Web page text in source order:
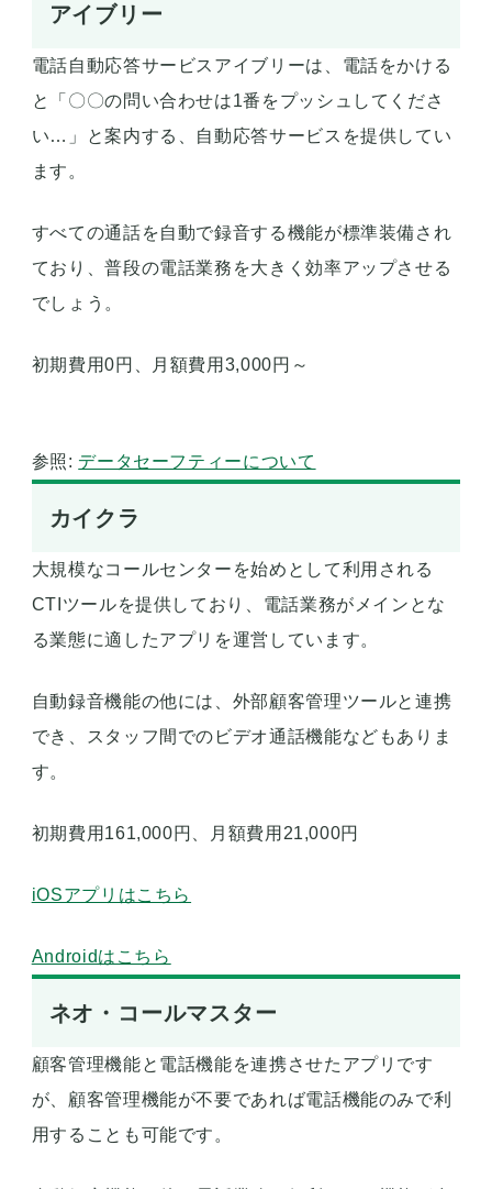
アイブリー
電話自動応答サービスアイブリーは、電話をかける
と「〇〇の問い合わせは1番をプッシュしてくださ
い…」と案内する、自動応答サービスを提供してい
ます。
すべての通話を自動で録音する機能が標準装備され
ており、普段の電話業務を大きく効率アップさせる
でしょう。
初期費用0円、月額費用3,000円～
参照: データセーフティーについて
カイクラ
大規模なコールセンターを始めとして利用される
CTIツールを提供しており、電話業務がメインとな
る業態に適したアプリを運営しています。
自動録音機能の他には、外部顧客管理ツールと連携
でき、スタッフ間でのビデオ通話機能などもありま
す。
初期費用161,000円、月額費用21,000円
iOSアプリはこちら
Androidはこちら
ネオ・コールマスター
顧客管理機能と電話機能を連携させたアプリです
が、顧客管理機能が不要であれば電話機能のみで利
用することも可能です。